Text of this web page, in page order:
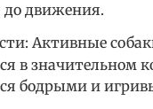
до движения.
Активные
в значительном
бодрыми и